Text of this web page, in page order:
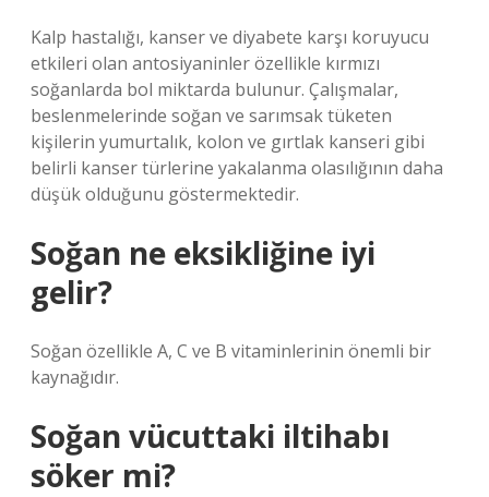
Kalp hastalığı, kanser ve diyabete karşı koruyucu
etkileri olan antosiyaninler özellikle kırmızı
soğanlarda bol miktarda bulunur. Çalışmalar,
beslenmelerinde soğan ve sarımsak tüketen
kişilerin yumurtalık, kolon ve gırtlak kanseri gibi
belirli kanser türlerine yakalanma olasılığının daha
düşük olduğunu göstermektedir.
Soğan ne eksikliğine iyi
gelir?
Soğan özellikle A, C ve B vitaminlerinin önemli bir
kaynağıdır.
Soğan vücuttaki iltihabı
söker mi?